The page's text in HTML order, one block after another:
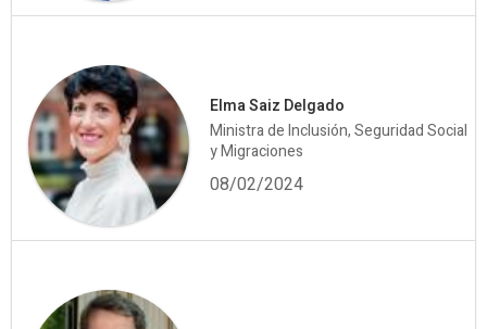
Elma Saiz Delgado
Ministra de Inclusión, Seguridad Social
y Migraciones
08/02/2024